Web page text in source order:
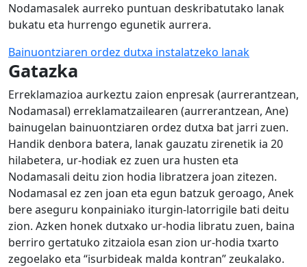
Nodamasalek aurreko puntuan deskribatutako lanak
bukatu eta hurrengo egunetik aurrera.
Bainuontziaren ordez dutxa instalatzeko lanak
Gatazka
Erreklamazioa aurkeztu zaion enpresak (aurrerantzean,
Nodamasal) erreklamatzailearen (aurrerantzean, Ane)
bainugelan bainuontziaren ordez dutxa bat jarri zuen.
Handik denbora batera, lanak gauzatu zirenetik ia 20
hilabetera, ur-hodiak ez zuen ura husten eta
Nodamasali deitu zion hodia libratzera joan zitezen.
Nodamasal ez zen joan eta egun batzuk geroago, Anek
bere aseguru konpainiako iturgin-latorrigile bati deitu
zion. Azken honek dutxako ur-hodia libratu zuen, baina
berriro gertatuko zitzaiola esan zion ur-hodia txarto
zegoelako eta “isurbideak malda kontran” zeukalako.